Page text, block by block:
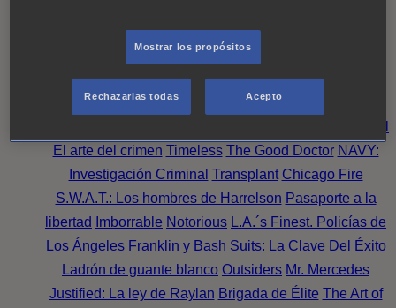
Magpie Murders Blindspot Coyote
Reckoning: Ajuste de Cuentas
Noche Wild Bill Mentes Criminales Candice Renoir
Absentia Harrow Bulletproof Annika Lincoln Rhyme:
El arte del crimen Timeless The Good Doctor NAVY:
Investigación Criminal Transplant Chicago Fire
S.W.A.T.: Los hombres de Harrelson Pasaporte a la
libertad
Imborrable Notorious L.A.´s Finest. Policías de
Los Ángeles Franklin y Bash Suits: La Clave Del Éxito
Ladrón de guante blanco Outsiders Mr. Mercedes
Justified: La ley de Raylan Brigada de Élite The Art of
Mostrar los propósitos
Rechazarlas todas Acepto